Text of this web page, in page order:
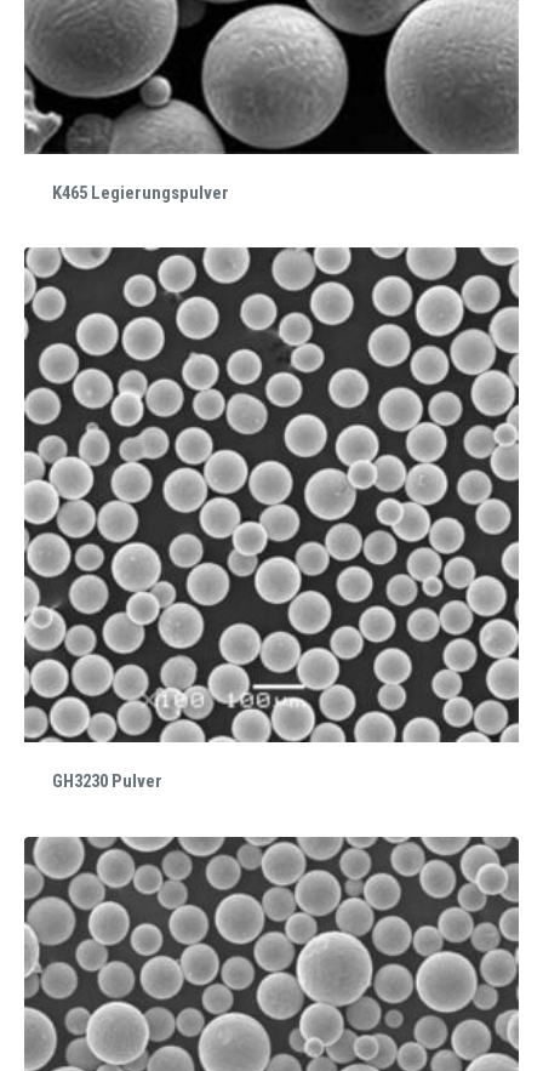
K465 Legierungspulver
GH3230 Pulver